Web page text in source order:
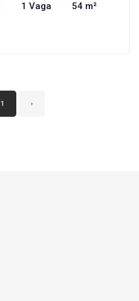
1 Vaga 54 m²
1 ›